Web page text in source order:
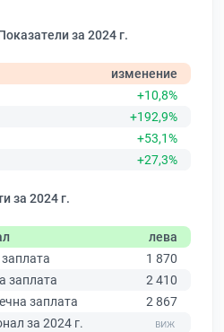
за 2024 г.
изменение
+10,8%
+192,9%
+53,1%
+27,3%
за 2024 г.
лева
1 870
заплата
2 410
заплата
2 867
за 2024 г.